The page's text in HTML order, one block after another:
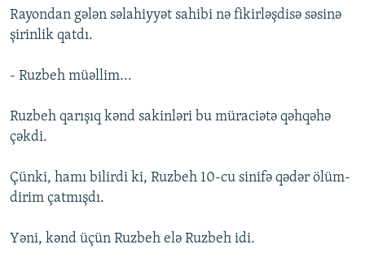
Rayondan gələn səlahiyyət sahibi nə fikirləşdisə səsinə
şirinlik qatdı.
- Ruzbeh müəllim...
Ruzbeh qarışıq kənd sakinləri bu müraciətə qəhqəhə
çəkdi.
Çünki, hamı bilirdi ki, Ruzbeh 10-cu sinifə qədər ölüm-
dirim çatmışdı.
Yəni, kənd üçün Ruzbeh elə Ruzbeh idi.